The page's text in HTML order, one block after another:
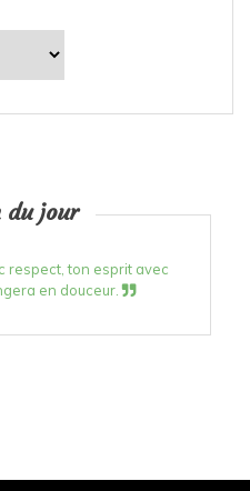
du jour
respect, ton esprit avec
en douceur.